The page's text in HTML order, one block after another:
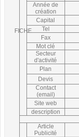
FICHE
Année de
création
Capital
Tel
Fax
Mot clé
Secteur
d'activité
Plan
Devis
Contact
(email)
Site web
description
Article
Publicité